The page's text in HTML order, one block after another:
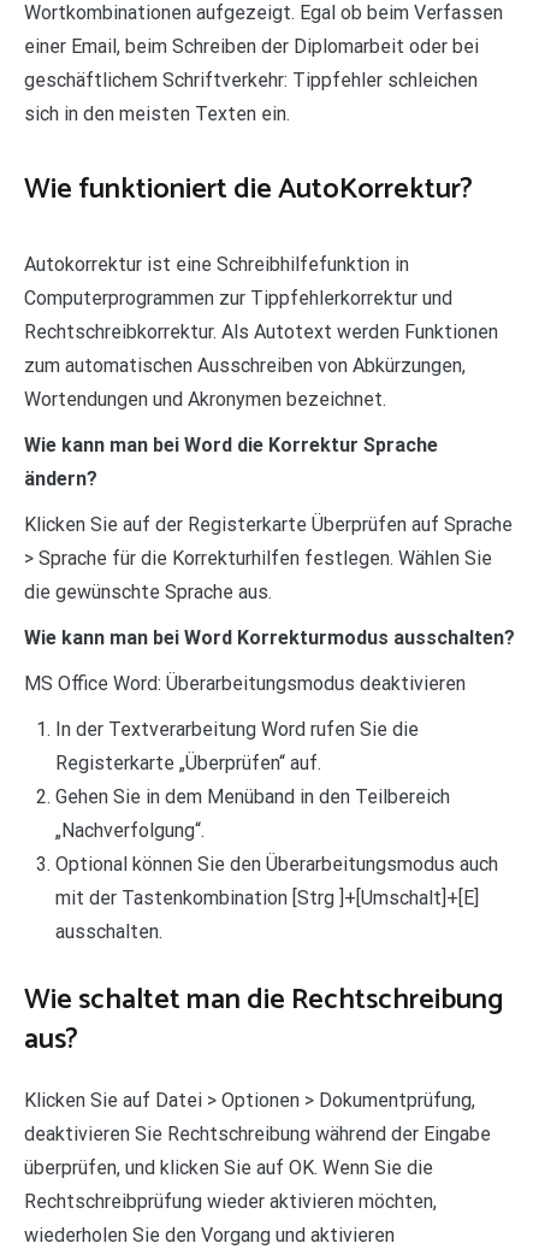
Wortkombinationen aufgezeigt. Egal ob beim Verfassen
einer Email, beim Schreiben der Diplomarbeit oder bei
geschäftlichem Schriftverkehr: Tippfehler schleichen
sich in den meisten Texten ein.
Wie funktioniert die AutoKorrektur?
Autokorrektur ist eine Schreibhilfefunktion in
Computerprogrammen zur Tippfehlerkorrektur und
Rechtschreibkorrektur. Als Autotext werden Funktionen
zum automatischen Ausschreiben von Abkürzungen,
Wortendungen und Akronymen bezeichnet.
Wie kann man bei Word die Korrektur Sprache
ändern?
Klicken Sie auf der Registerkarte Überprüfen auf Sprache
> Sprache für die Korrekturhilfen festlegen. Wählen Sie
die gewünschte Sprache aus.
Wie kann man bei Word Korrekturmodus ausschalten?
MS Office Word: Überarbeitungsmodus deaktivieren
In der Textverarbeitung Word rufen Sie die
Registerkarte „Überprüfen“ auf.
Gehen Sie in dem Menüband in den Teilbereich
„Nachverfolgung“.
Optional können Sie den Überarbeitungsmodus auch
mit der Tastenkombination [Strg ]+[Umschalt]+[E]
ausschalten.
Wie schaltet man die Rechtschreibung
aus?
Klicken Sie auf Datei > Optionen > Dokumentprüfung,
deaktivieren Sie Rechtschreibung während der Eingabe
überprüfen, und klicken Sie auf OK. Wenn Sie die
Rechtschreibprüfung wieder aktivieren möchten,
wiederholen Sie den Vorgang und aktivieren